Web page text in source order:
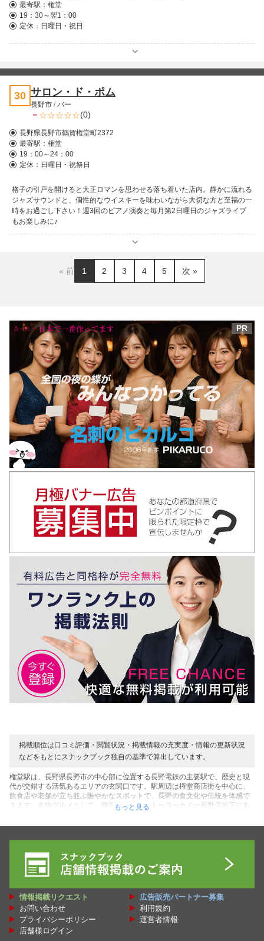
最寄駅： 権堂
19：30～翌1：00
定休：日曜日・祝日
30 サロン・ド・ポム
長野市 /バー
－ (0)
長野県長野市鶴賀権堂町2372
最寄駅： 権堂
19：00～24：00
定休：日曜日・祝祭日
格子の引戸を開けると大正ロマンを思わせる落ち着いた店内。静かに流れる
ジャズサウンドと、個性的なウイスキーを味わいながら大切な方と至福の一
時をお過ごし下さい！週3回のピアノ演奏と毎月第2日曜日のジャズライブ
もお楽しみに♪
« 前 1 2 3 4 5 次 »
PR
掲載順位は口コミ評価・閲覧状況・掲載情報の充実度・情報の更新状況
などをもとにスナックブック独自の基準で算出しています。
権堂駅は、長野県長野市の中心部に位置する長野電鉄の主要駅で、歴史と現
代が交錯する活気あるエリアの玄関口です。駅周辺は権堂商店街を中心に、
飲食店や老舗が立ち並ぶ賑やかなスポットで、長野の食文化や伝統を体感で
きます。名物グルメとして、権堂駅直結のイトーヨーカドー長野店地下にあ
ゆが織りなす絶品の味わいが堪能できます。また、善光寺門前へのアクセス
も良好で、善光寺名物の「八幡屋礒五郎」の七味唐辛子は、200年以上の歴
史を持つ特産品で、独特の風味が料理を引き立て、お土産としても人気で
す。権堂商店街では、信州りんごを使ったスイーツやジュースも豊富で、季
適です。さらに、長野の地酒「真澄」や「夜明け前」などの銘酒も特産品と
して知られ、周辺の居酒屋や酒店で味わったり購入したりできます。歴史的
には、権堂はかつて遊郭として栄えた背景を持ち、ノスタルジックな雰囲気
の中でレトロな喫茶店やバーも点在し、夜の散策も魅力的です。自然派に
は、信州の特産である野沢菜漬けやおやきもおすすめで、商店街の専門店や
道の駅で手軽に購入できます。権堂駅周辺は、長野の食と文化が凝縮された
もっと見る
情報掲載リクエスト
広告販売パートナー募集
お問い合わせ
利用規約
プライバシーポリシー
運営者情報
店舗様ログイン